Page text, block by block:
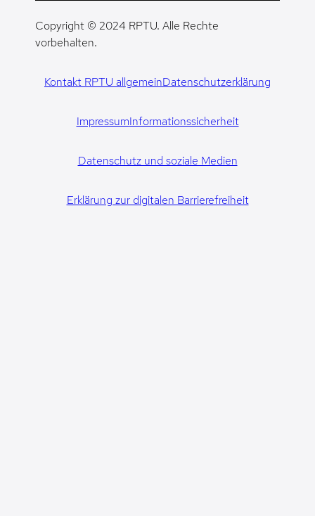
Copyright © 2024 RPTU. Alle Rechte
vorbehalten.
Kontakt RPTU allgemeinDatenschutzerklärung
ImpressumInformationssicherheit
Datenschutz und soziale Medien
Erklärung zur digitalen Barrierefreiheit